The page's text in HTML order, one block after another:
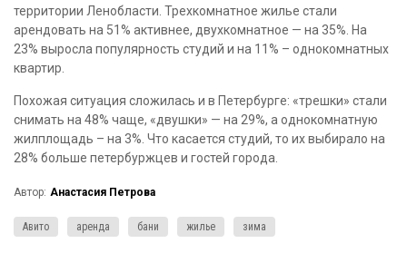
территории Ленобласти. Трехкомнатное жилье стали
арендовать на 51% активнее, двухкомнатное — на 35%. На
23% выросла популярность студий и на 11% – однокомнатных
квартир.
Похожая ситуация сложилась и в Петербурге: «трешки» стали
снимать на 48% чаще, «двушки» — на 29%, а однокомнатную
жилплощадь – на 3%. Что касается студий, то их выбирало на
28% больше петербуржцев и гостей города.
Автор: Анастасия Петрова
Авито аренда бани жилье зима